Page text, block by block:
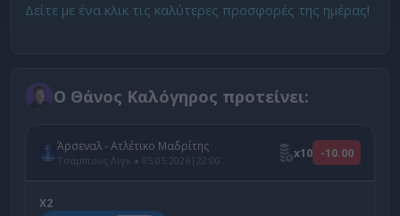
Δείτε με ένα κλικ τις καλύτερες προσφορές της ημέρας!
Ο Θάνος Καλόγηρος προτείνει:
Άρσεναλ - Ατλέτικο Μαδρίτης
Τσάμπιονς Λιγκ 05.05.2026 | 22:00 x10 -10.00
Χ2